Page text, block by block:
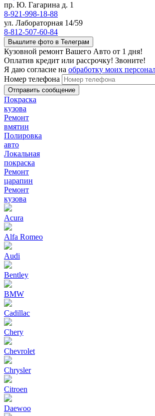
пр. Ю. Гагарина д. 1
8-921-998-18-88
ул. Лабораторная 14/59
8-812-507-60-84
Вышлите фото в Телеграм
Кузовной ремонт Вашего Авто от 1 дня!
Оплатив кредит или рассрочку! Звоните!
Я даю согласие на обработку моих
Номер телефона
Покраска
кузова
Ремонт
вмятин
Полировка
авто
Локальная
покраска
Ремонт
царапин
Ремонт
кузова
Acura
Alfa Romeo
Audi
Bentley
BMW
Cadillac
Chery
Chevrolet
Chrysler
Citroen
Daewoo